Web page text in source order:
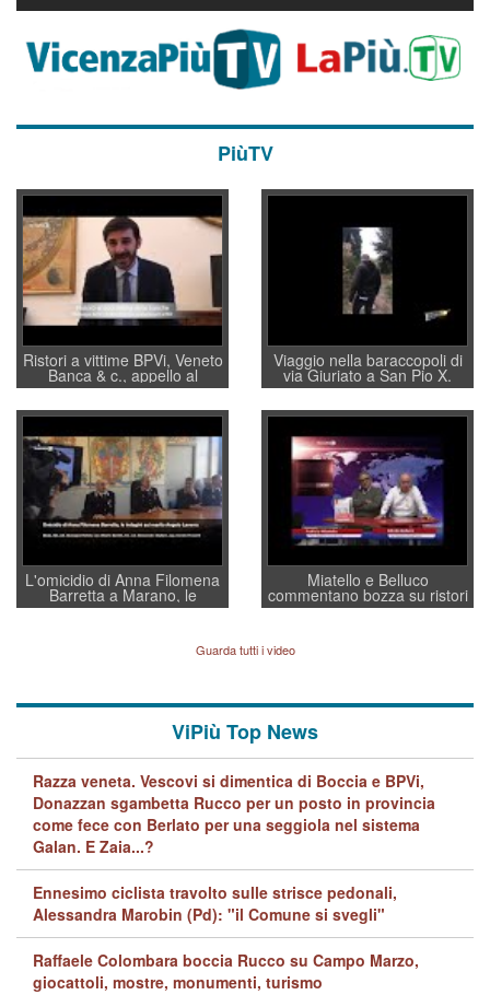
PiùTV
Ristori a vittime BPVi, Veneto
Banca & c., appello al
sottosegretario Alessio
Villarosa: per mettere ordine
convochi con Di Maio CNCU
a supporto della cabina di
regia al Mef
Viaggio nella baraccopoli di
via Giuriato a San Pio X.
Vicenza ai Vicentini: “faremo
un regalo di Natale ai
residenti”
L'omicidio di Anna Filomena
Barretta a Marano, le
indagini dei carabinieri di
Lavarra: più avvincenti di
quelle di... Barbara D'Urso
Miatello e Belluco
commentano bozza su ristori
BPVi e Veneto Banca
Guarda tutti i video
ViPiù Top News
Razza veneta. Vescovi si dimentica di Boccia e BPVi,
Donazzan sgambetta Rucco per un posto in provincia
come fece con Berlato per una seggiola nel sistema
Galan. E Zaia...?
Ennesimo ciclista travolto sulle strisce pedonali,
Alessandra Marobin (Pd): "il Comune si svegli"
Raffaele Colombara boccia Rucco su Campo Marzo,
giocattoli, mostre, monumenti, turismo